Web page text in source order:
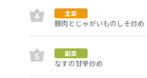
主菜
豚肉とじゃがいものしそ炒め
副菜
なすの甘辛炒め